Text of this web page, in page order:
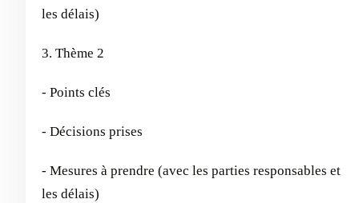
les délais)
3. Thème 2
- Points clés
- Décisions prises
- Mesures à prendre (avec les parties responsables et
les délais)